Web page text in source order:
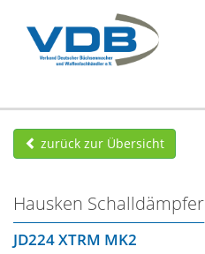
zurück zur Übersicht
Hausken Schalldämpfer
JD224 XTRM MK2